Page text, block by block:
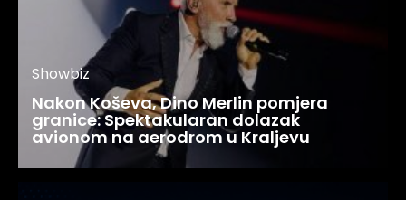
Showbiz
Nakon Koševa, Dino Merlin pomjera
granice: Spektakularan dolazak
avionom na aerodrom u Kraljevu